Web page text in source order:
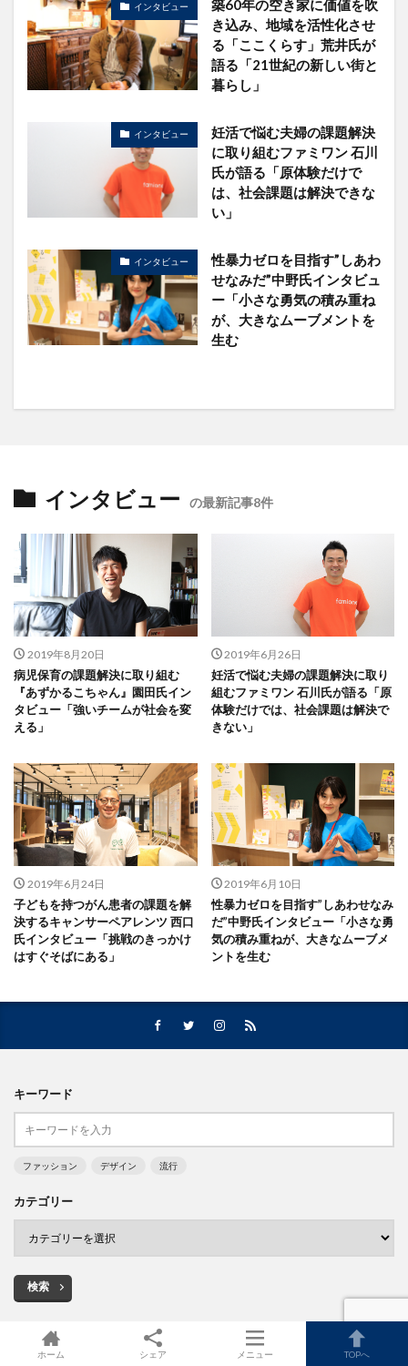
インタビュー
築60年の空き家に価値を吹
き込み、地域を活性化させ
る「ここくらす」荒井氏が
語る「21世紀の新しい街と
暮らし」
インタビュー
妊活で悩む夫婦の課題解決
に取り組むファミワン 石川
氏が語る「原体験だけで
は、社会課題は解決できな
い」
インタビュー
性暴力ゼロを目指す”しあわ
せなみだ”中野氏インタビュ
ー「小さな勇気の積み重ね
が、大きなムーブメントを
生む
インタビュー の最新記事8件
2019年8月20日
病児保育の課題解決に取り組む
『あずかるこちゃん』園田氏イン
タビュー「強いチームが社会を変
える」
2019年6月26日
妊活で悩む夫婦の課題解決に取り
組むファミワン 石川氏が語る「原
体験だけでは、社会課題は解決で
きない」
2019年6月24日
子どもを持つがん患者の課題を解
決するキャンサーペアレンツ 西口
氏インタビュー「挑戦のきっかけ
はすぐそばにある」
2019年6月10日
性暴力ゼロを目指す”しあわせなみ
だ”中野氏インタビュー「小さな勇
気の積み重ねが、大きなムーブメ
ントを生む
キーワード
ファッション デザイン 流行
カテゴリー
検索
ホーム シェア メニュー TOPへ